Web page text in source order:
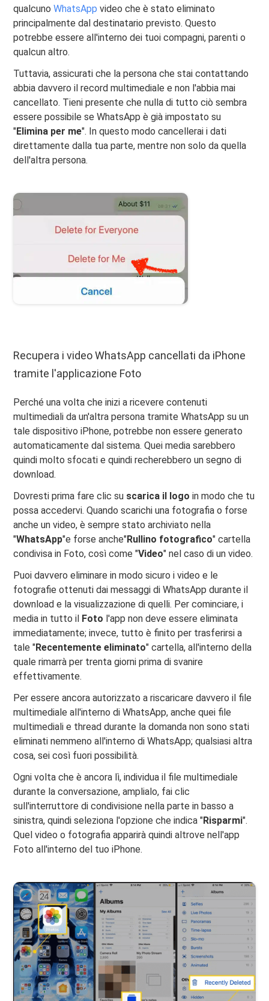
qualcunoWhatsApp video che è stato eliminato
principalmente dal destinatario previsto. Questo
potrebbe essere all'interno dei tuoi compagni, parenti o
qualcun altro.
Tuttavia, assicurati che la persona che stai contattando
abbia davvero il record multimediale e non l'abbia mai
cancellato. Tieni presente che nulla di tutto ciò sembra
essere possibile se WhatsApp è già impostato su
"Elimina per me". In questo modo cancellerai i dati
direttamente dalla tua parte, mentre non solo da quella
dell'altra persona.
Recupera i video WhatsApp cancellati da iPhone
tramite l'applicazione Foto
Perché una volta che inizi a ricevere contenuti
multimediali da un'altra persona tramite WhatsApp su un
tale dispositivo iPhone, potrebbe non essere generato
automaticamente dal sistema. Quei media sarebbero
quindi molto sfocati e quindi recherebbero un segno di
download.
Dovresti prima fare clic su scarica il logo in modo che tu
possa accedervi. Quando scarichi una fotografia o forse
anche un video, è sempre stato archiviato nella
"WhatsApp"e forse anche"Rullino fotografico" cartella
condivisa in Foto, così come "Video" nel caso di un video.
Puoi davvero eliminare in modo sicuro i video e le
fotografie ottenuti dai messaggi di WhatsApp durante il
download e la visualizzazione di quelli. Per cominciare, i
media in tutto il Foto l'app non deve essere eliminata
immediatamente; invece, tutto è finito per trasferirsi a
tale "Recentemente eliminato" cartella, all'interno della
quale rimarrà per trenta giorni prima di svanire
effettivamente.
Per essere ancora autorizzato a riscaricare davvero il file
multimediale all'interno di WhatsApp, anche quei file
multimediali e thread durante la domanda non sono stati
eliminati nemmeno all'interno di WhatsApp; qualsiasi altra
cosa, sei così fuori possibilità.
Ogni volta che è ancora lì, individua il file multimediale
durante la conversazione, amplialo, fai clic
sull'interruttore di condivisione nella parte in basso a
sinistra, quindi seleziona l'opzione che indica "Risparmi".
Quel video o fotografia apparirà quindi altrove nell'app
Foto all'interno del tuo iPhone.